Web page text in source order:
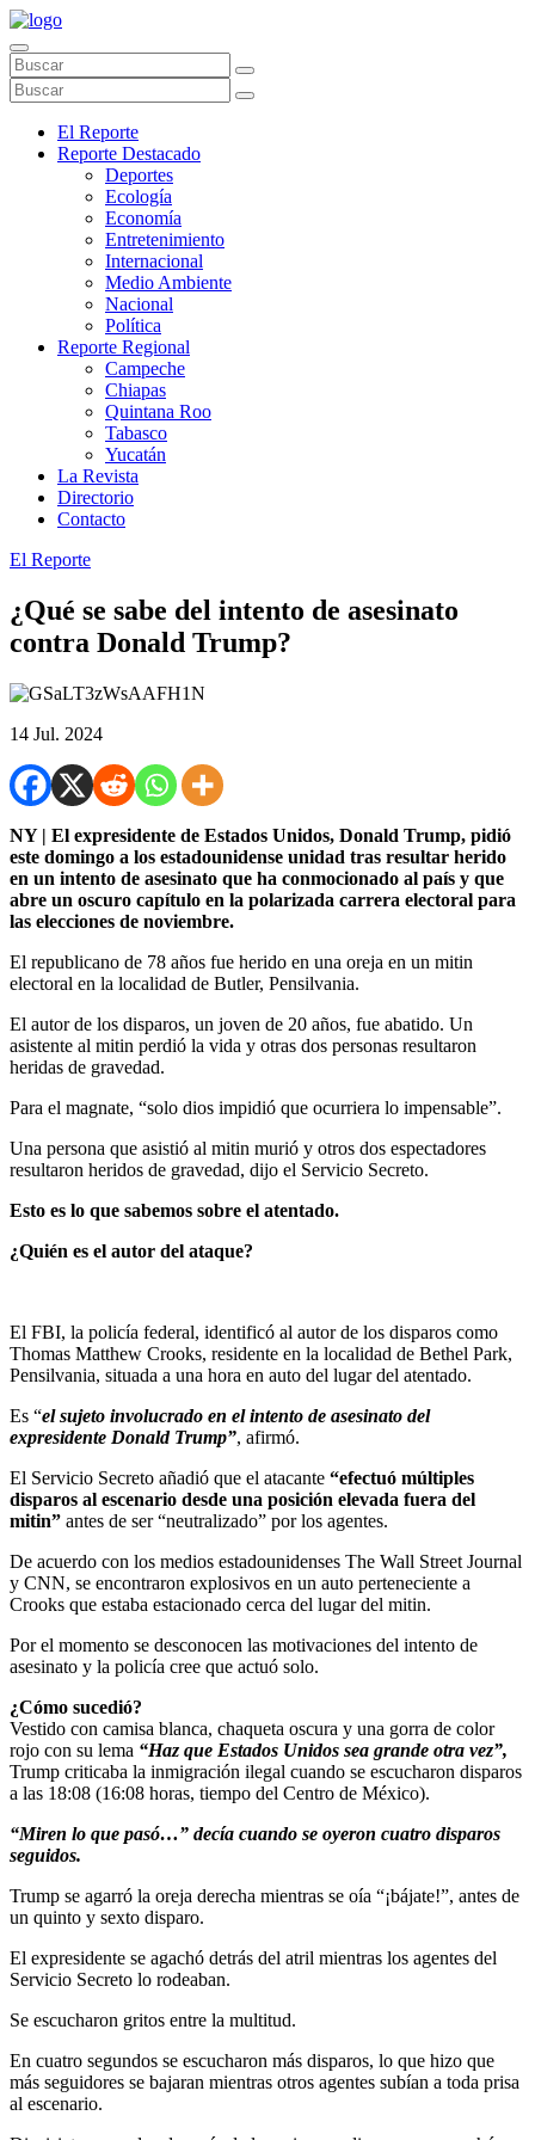
El Reporte
Reporte Destacado
Deportes
Ecología
Economía
Entretenimiento
Internacional
Medio Ambiente
Nacional
Política
Reporte Regional
Campeche
Chiapas
Quintana Roo
Tabasco
Yucatán
La Revista
Directorio
Contacto
El Reporte
¿Qué se sabe del intento de asesinato
contra Donald Trump?
14 Jul. 2024
NY | El expresidente de Estados Unidos, Donald Trump, pidió
este domingo a los estadounidense unidad tras resultar herido
en un intento de asesinato que ha conmocionado al país y que
abre un oscuro capítulo en la polarizada carrera electoral para
las elecciones de noviembre.
El republicano de 78 años fue herido en una oreja en un mitin
electoral en la localidad de Butler, Pensilvania.
El autor de los disparos, un joven de 20 años, fue abatido. Un
asistente al mitin perdió la vida y otras dos personas resultaron
heridas de gravedad.
Para el magnate, “solo dios impidió que ocurriera lo impensable”.
Una persona que asistió al mitin murió y otros dos espectadores
resultaron heridos de gravedad, dijo el Servicio Secreto.
Esto es lo que sabemos sobre el atentado.
¿Quién es el autor del ataque?
El FBI, la policía federal, identificó al autor de los disparos como
Thomas Matthew Crooks, residente en la localidad de Bethel Park,
Pensilvania, situada a una hora en auto del lugar del atentado.
Es “el sujeto involucrado en el intento de asesinato del
expresidente Donald Trump”, afirmó.
El Servicio Secreto añadió que el atacante “efectuó múltiples
disparos al escenario desde una posición elevada fuera del
mitin” antes de ser “neutralizado” por los agentes.
De acuerdo con los medios estadounidenses The Wall Street Journal
y CNN, se encontraron explosivos en un auto perteneciente a
Crooks que estaba estacionado cerca del lugar del mitin.
Por el momento se desconocen las motivaciones del intento de
asesinato y la policía cree que actuó solo.
¿Cómo sucedió?
Vestido con camisa blanca, chaqueta oscura y una gorra de color
rojo con su lema “Haz que Estados Unidos sea grande otra vez”,
Trump criticaba la inmigración ilegal cuando se escucharon disparos
a las 18:08 (16:08 horas, tiempo del Centro de México).
“Miren lo que pasó…” decía cuando se oyeron cuatro disparos
seguidos.
Trump se agarró la oreja derecha mientras se oía “¡bájate!”, antes de
un quinto y sexto disparo.
El expresidente se agachó detrás del atril mientras los agentes del
Servicio Secreto lo rodeaban.
Se escucharon gritos entre la multitud.
En cuatro segundos se escucharon más disparos, lo que hizo que
más seguidores se bajaran mientras otros agentes subían a toda prisa
al escenario.